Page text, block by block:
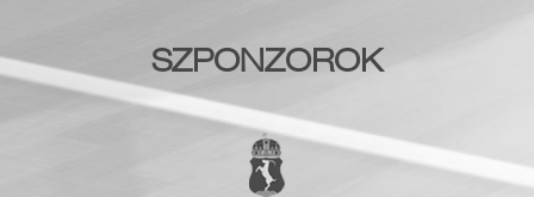
SZPONZOROK